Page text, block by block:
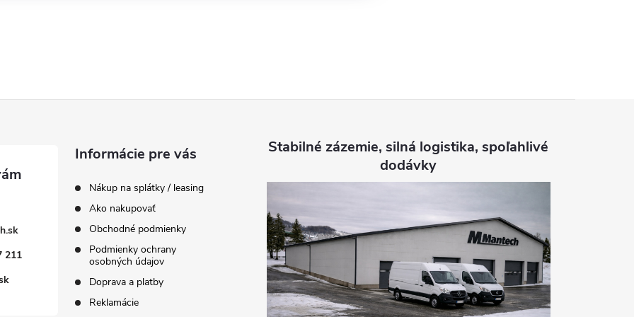
211
Informácie pre vás
Nákup na splátky / leasing
Ako nakupovať
Obchodné podmienky
Podmienky ochrany
osobných údajov
Doprava a platby
Reklamácie
Stabilné zázemie, silná logistika, spoľahlivé
dodávky